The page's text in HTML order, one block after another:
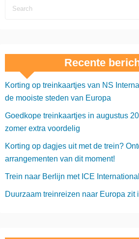
Recente
Korting op treinkaartjes van NS
de mooiste steden van Europa
Goedkope treinkaartjes in augustus
zomer extra voordelig
Korting op dagjes uit met de trein?
arrangementen van dit moment!
Trein naar Berlijn met ICE International
Duurzaam treinreizen naar Europa zit